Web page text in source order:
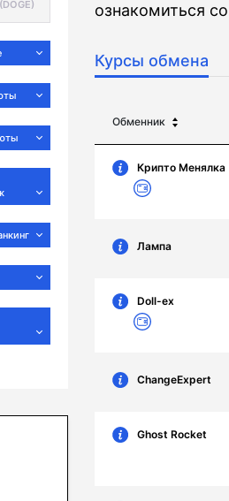
ознакомиться
Курсы обмена
Обменник
Крипто Менялка
Лампа
Doll-ex
ChangeExpert
Ghost Rocket